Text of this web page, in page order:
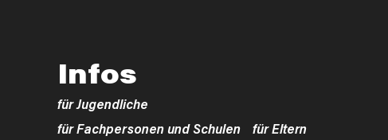
Infos
für Jugendliche
für Fachpersonen und Schulen
für Eltern